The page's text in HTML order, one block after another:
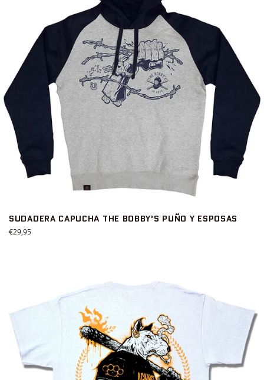
SUDADERA CAPUCHA THE BOBBY'S PUÑO Y ESPOSAS
Precio
€29,95